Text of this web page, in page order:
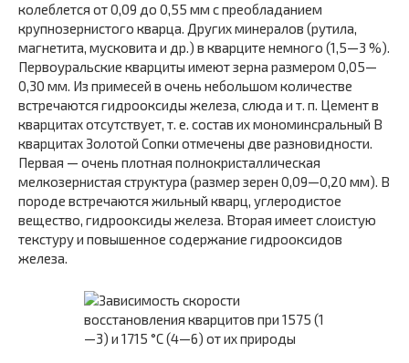
колеблется от 0,09 до 0,55 мм с преобладанием
крупнозернистого кварца. Других минералов (рутила,
магнетита, мусковита и др.) в кварците немного (1,5—3 %).
Перво­уральские кварциты имеют зерна размером 0,05—
0,30 мм. Из примесей в очень небольшом количестве
встречаются гидрооксиды железа, слюда и т. п. Цемент в
кварцитах отсутствует, т. е. состав их мономинсральный В
кварцитах Золотой Сопки отмечены две разновидности.
Пер­вая — очень плотная полнокристаллическая
мелкозернистая структура (размер зерен 0,09—0,20 мм). В
породе встречаются жильный кварц, углеродистое
вещество, гидрооксиды железа. Вторая имеет слоистую
текстуру и повышенное содержание гидрооксидов
железа.